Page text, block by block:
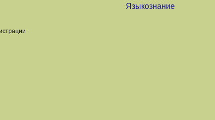
Языкознание